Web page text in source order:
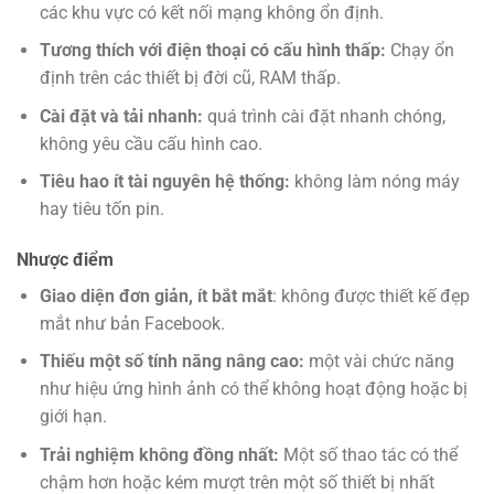
các khu vực có kết nối mạng không ổn định.
Tương thích với điện thoại có cấu hình thấp: Chạy ổn
định trên các thiết bị đời cũ, RAM thấp.
Cài đặt và tải nhanh: quá trình cài đặt nhanh chóng,
không yêu cầu cấu hình cao.
Tiêu hao ít tài nguyên hệ thống: không làm nóng máy
hay tiêu tốn pin.
Nhược điểm
Giao diện đơn giản, ít bắt mắt: không được thiết kế đẹp
mắt như bản Facebook.
Thiếu một số tính năng nâng cao: một vài chức năng
như hiệu ứng hình ảnh có thể không hoạt động hoặc bị
giới hạn.
Trải nghiệm không đồng nhất: Một số thao tác có thể
chậm hơn hoặc kém mượt trên một số thiết bị nhất